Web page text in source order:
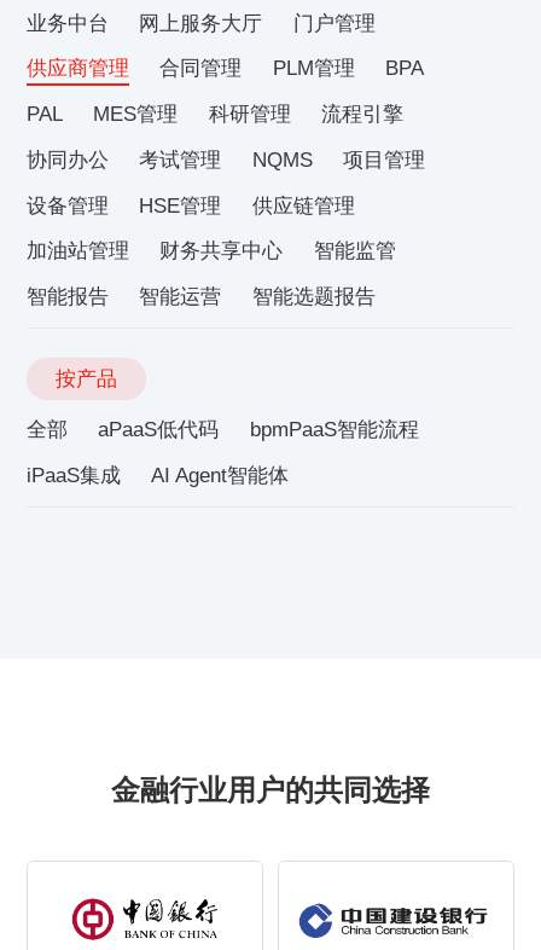
业务中台
网上服务大厅
门户管理
供应商管理
合同管理 PLM管理
BPA
PAL
MES管理 科研管理
流程引擎
协同办公
考试管理 NQMS
项目管理
设备管理
HSE管理
供应链管理
加油站管理
财务共享中心
智能监管
智能报告
智能运营 智能选题报告
按产品
全部 aPaaS低代码
bpmPaaS智能流程
iPaaS集成
AI Agent智能体
金融行业用户的共同选择